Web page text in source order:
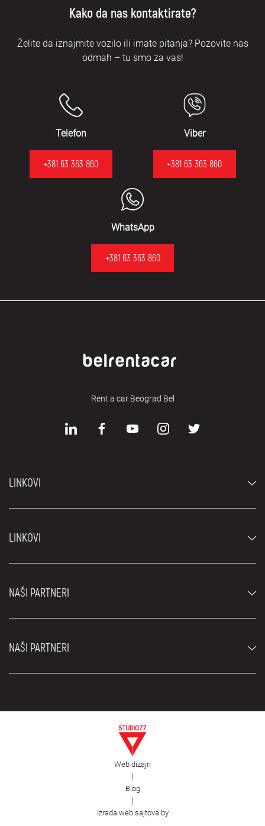
Kako da nas kontaktirate?
Želite da iznajmite vozilo ili imate pitanja? Pozovite nas
odmah – tu smo za vas!
Telefon
+381 63 363 860
Viber
+381 63 363 860
WhatsApp
+381 63 363 860
Rent a car Beograd Bel
LINKOVI
Luksuzni automobili
Cene
LINKOVI
Blog
O nama
NAŠI PARTNERI
Rent a car Beograd Royal
NAŠI PARTNERI
EDePro
Web dizajn
|
Blog
|
Izrada web sajtova by